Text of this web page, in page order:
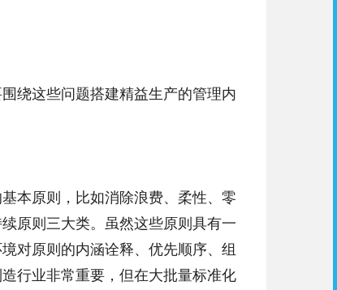
绕这些问题搭建精益生产的管理内
本原则，比如消除浪费、柔性、零
原则三大类。虽然这些原则具有一
对原则的内涵诠释、优先顺序、组
行业非常重要，但在大批量标准化